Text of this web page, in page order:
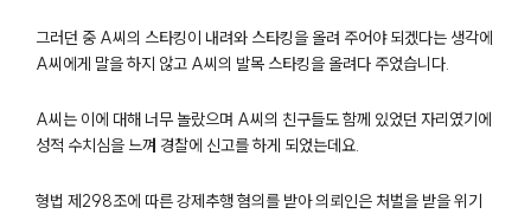
그러던 중 A씨의 스타킹이 내려와 스타킹을 올려 주어야 되겠다는 생각에
A씨에게 말을 하지 않고 A씨의 발목 스타킹을 올려다 주었습니다.
A씨는 이에 대해 너무 놀랐으며 A씨의 친구들도 함께 있었던 자리였기에
성적 수치심을 느껴 경찰에 신고를 하게 되었는데요.
형법 제298조에 따른 강제추행 혐의를 받아 의뢰인은 처벌을 받을 위기